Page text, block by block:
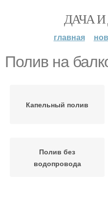
ДАЧА
главная
Полив на
Капельный полив
Полив без
водопровода